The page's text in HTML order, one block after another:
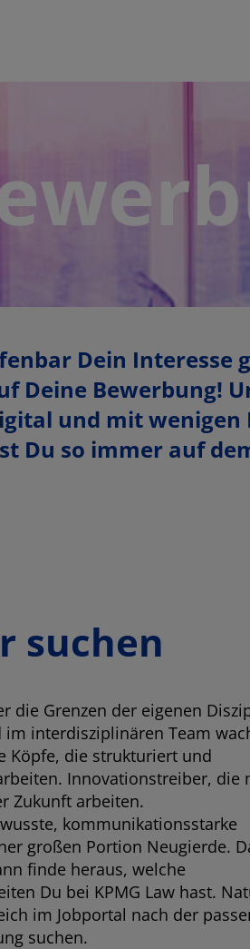
Dein Interesse
Deine Bewerbung!
und mit wenigen
Du so immer auf
suchen
die Grenzen der eigenen
interdisziplinären Team
Köpfe, die strukturiert und
Innovationstreiber, die
Zukunft arbeiten.
kommunikationsstarke
großen Portion Neugierde.
finde heraus, welche
Du bei KPMG Law hast.
im Jobportal nach der
suchen.